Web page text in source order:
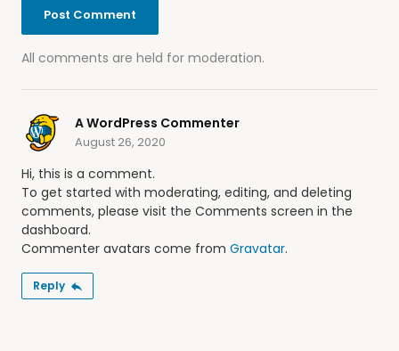
All comments are held for moderation.
A WordPress Commenter
August 26, 2020
Hi, this is a comment.
To get started with moderating, editing, and deleting
comments, please visit the Comments screen in the
dashboard.
Commenter avatars come from Gravatar.
Reply